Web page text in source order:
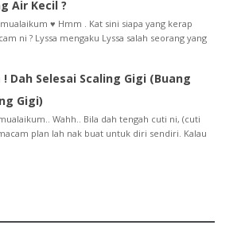
Button Dashboard
BlackBerry ??
!
Agak Simple !
Syiling
Tooltips
Follower Box
Underline
Diblog Baru Lyssa
Air Kecil ?
♥ Hmm . Kat sini siapa yang kerap
ni ? Lyssa mengaku Lyssa salah seorang yang
! Dah Selesai Scaling Gigi (Buang
Gigi)
Wahh.. Bila dah tengah cuti ni, (cuti
plan lah nak buat untuk diri sendiri. Kalau